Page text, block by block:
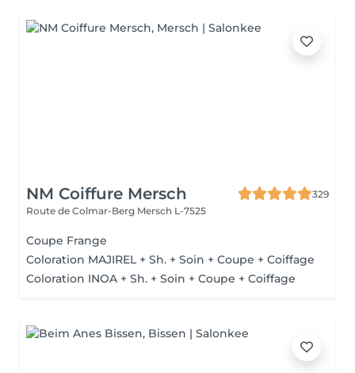
NM Coiffure Mersch
329
Route de Colmar-Berg Mersch L-7525
Coupe Frange
Coloration MAJIREL + Sh. + Soin + Coupe + Coiffage
Coloration INOA + Sh. + Soin + Coupe + Coiffage